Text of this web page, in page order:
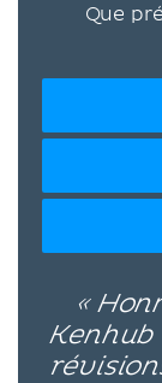
Que
«
Kenhub